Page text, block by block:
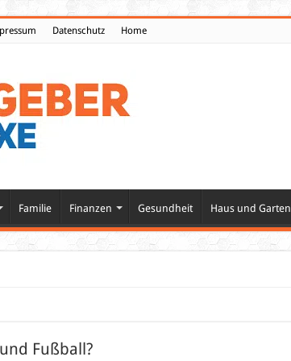
Datenschutz Home
Familie Finanzen Gesundheit Haus und Garten
Fußball?